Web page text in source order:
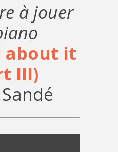
à jouer
about it
III)